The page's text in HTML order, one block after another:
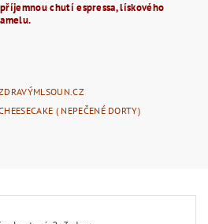
chutí espressa, lískového
( NEPEČENÉ DORTY)